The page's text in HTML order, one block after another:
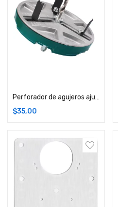
Perforador de agujeros ajustable
$35,00